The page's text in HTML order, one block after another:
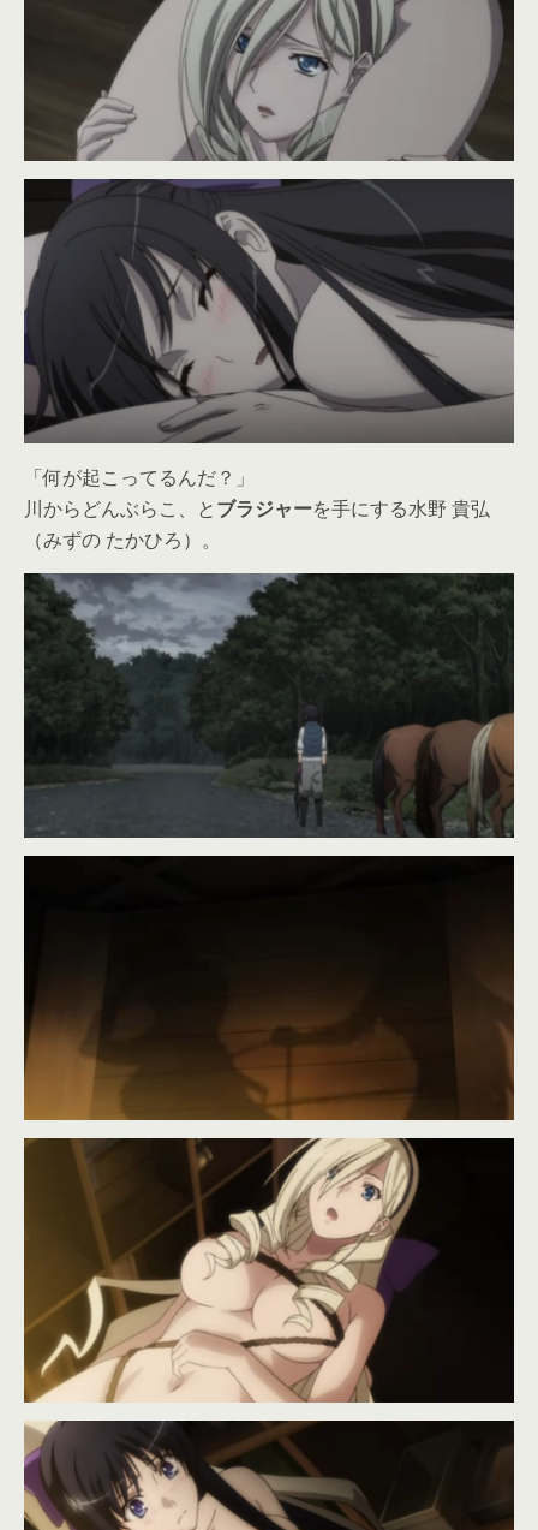
「何が起こってるんだ？」
川からどんぶらこ、とブラジャーを手にする水野 貴弘
（みずの たかひろ）。